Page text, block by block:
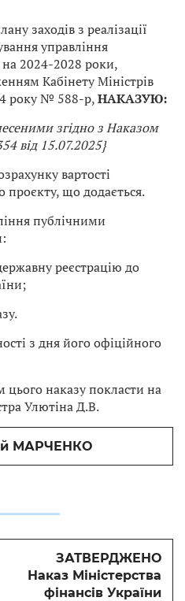
заходів з реалізації
управління
2024-2028 роки,
Кабінету Міністрів
року № 588-р,НАКАЗУЮ:
згідно зНаказом
від 15.07.2025}
вартості
проєкту, що додається.
публічними
реєстрацію до
з дня його офіційного
наказу покласти на
Улютіна Д.В.
МАРЧЕНКО
ЗАТВЕРДЖЕНО
Наказ Міністерства
фінансів України